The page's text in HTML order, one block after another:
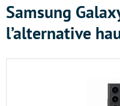
Samsung
l’alternative